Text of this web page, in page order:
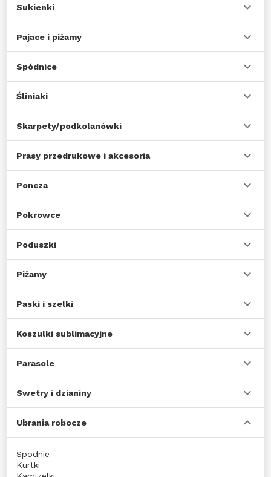
Sukienki
Pajace i piżamy
Spódnice
Śliniaki
Skarpety/podkolanówki
Prasy przedrukowe i akcesoria
Poncza
Pokrowce
Poduszki
Piżamy
Paski i szelki
Koszulki sublimacyjne
Parasole
Swetry i dzianiny
Ubrania robocze
Spodnie
Kurtki